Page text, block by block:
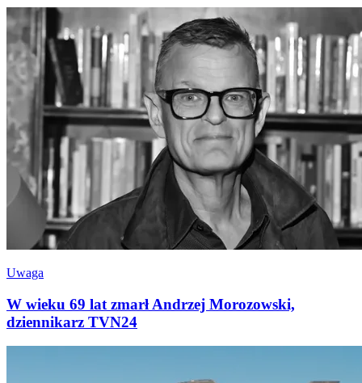
Uwaga
W wieku 69 lat zmarł Andrzej Morozowski,
dziennikarz TVN24